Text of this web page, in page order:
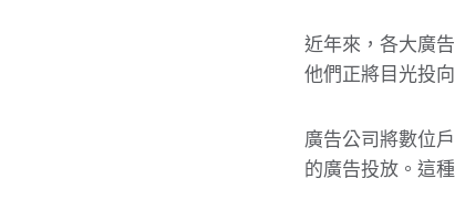
近年來，各大廣
他們正將目光投
廣告公司將數位
的廣告投放。這